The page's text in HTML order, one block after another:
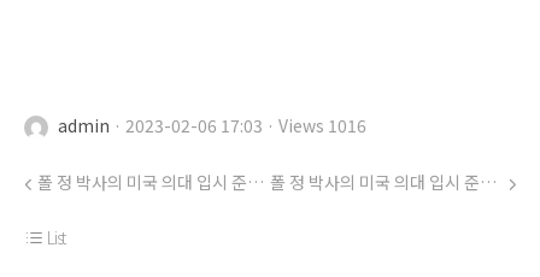
admin · 2023-02-06 17:03 · Views 1016
폴 정 박사의 미국 의대 입시 준비 (31) .... BSMD 가 맞는 학생 / Early Assurance 프로그램 폴 정 박사의 미국 의대 입시 준비 (33) .... Mcat 시험 겨울방학에 준비해요
List